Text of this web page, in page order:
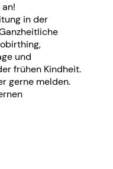
in der
und
frühen Kindheit.
gerne melden.